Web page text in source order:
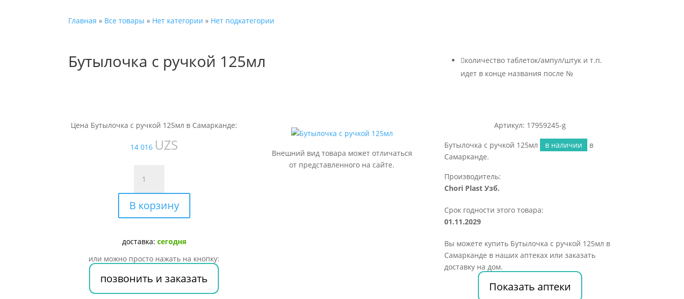
Главная » Все товары » Нет категории » Нет подкатегории
Бутылочка с ручкой 125мл количество таблеток/ампул/штук и т.п.
идет в конце названия после №
Цена Бутылочка с ручкой 125мл в Самарканде:
14 016 UZS
товара
Бутылочка
с
ручкой
В корзину
доставка: сегодня
или можно просто нажать на кнопку:
позвонить и заказать
Внешний вид товара может отличаться
от представленного на сайте.
Артикул: 17959245-g
Бутылочка с ручкой 125мл в наличии
в
Самарканде.
Производитель:
Chori Plast Узб.
Срок годности этого товара:
01.11.2029
Вы можете купить Бутылочка с ручкой 125мл в
Самарканде в наших аптеках или заказать
доставку на дом.
Показать аптеки